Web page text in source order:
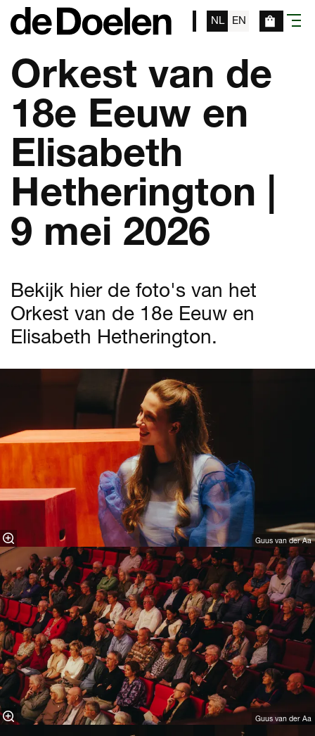
NL EN menu
Orkest van de
18e Eeuw en
Elisabeth
Hetherington |
9 mei 2026
Bekijk hier de foto's van het
Orkest van de 18e Eeuw en
Elisabeth Hetherington.
Guus van der Aa
Guus van der Aa